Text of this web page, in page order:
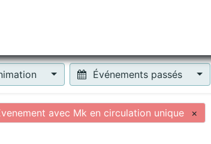
Événements passés
avec Mk en circulation unique ×